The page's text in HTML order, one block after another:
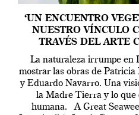
‘UN ENCUENTRO
NUESTRO VÍNCULO
TRAVÉS DEL ARTE
La naturaleza irrumpe en
mostrar las obras de
y Eduardo Navarro. Una
la Madre Tierra y lo que
humana. A Great